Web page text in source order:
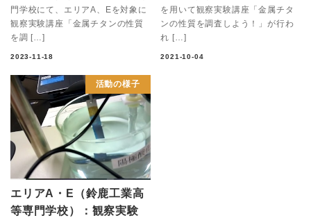
門学校にて、エリアA、Eを対象に
観察実験講座「金属チタンの性質
を調 […]
2023-11-18
を用いて観察実験講座「金属チタ
ンの性質を調査しよう！」が行わ
れ […]
2021-10-04
活動の様子
エリアA・E（鈴鹿工業高
等専門学校）：観察実験